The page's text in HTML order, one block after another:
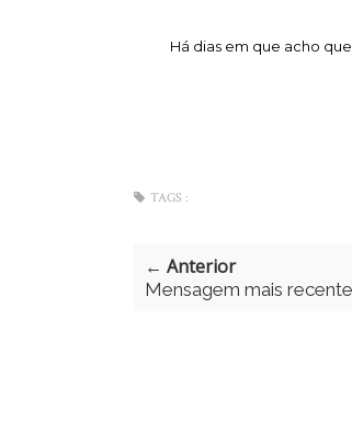
Há dias em que acho
TAGS :
← Anterior
Mensagem mais recente